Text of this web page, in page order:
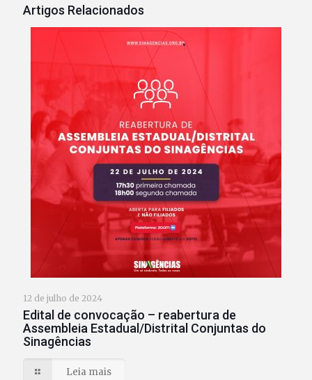
Artigos Relacionados
12 de julho de 2024
Edital de convocação – reabertura de
Assembleia Estadual/Distrital Conjuntas do
Sinagências
Leia mais